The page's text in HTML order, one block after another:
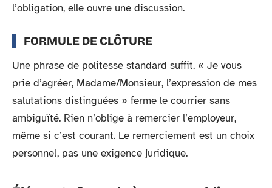
l’obligation, elle ouvre une discussion.
FORMULE DE CLÔTURE
Une phrase de politesse standard suffit. « Je vous
prie d’agréer, Madame/Monsieur, l’expression de mes
salutations distinguées » ferme le courrier sans
ambiguïté. Rien n’oblige à remercier l’employeur,
même si c’est courant. Le remerciement est un choix
personnel, pas une exigence juridique.